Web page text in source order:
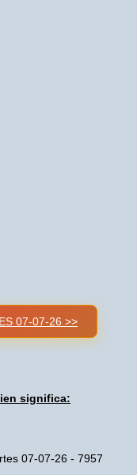
07-07-26 >>
significa:
07-07-26 - 7957